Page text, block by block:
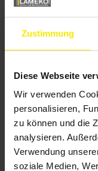
Zustimmung
Diese Webseite
Wir verwenden
personalisieren,
zu können und die
analysieren.
Verwendung
soziale Medien,